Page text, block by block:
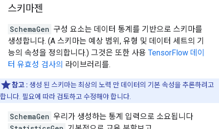
        value: 0.0
      }
    }
  }
  feature {
    key: "trip_seconds"
    value {
        value: 0
      }
    }
  }
스키마젠
SchemaGen 구성 요소는 데이터 통계를 기반으로 스키마를
생성합니다. (A 스키마는 예상 범위, 유형 및 데이터 세트의 기
능의 속성을 정의합니다.) 그것은 또한 사용 TensorFlow 데이
터 유효성 검사의 라이브러리를.
참고 : 생성 된 스키마는 최상의 노력 만 데이터의 기본 속성을 추론하려고
합니다. 필요에 따라 검토하고 수정해야 합니다.
SchemaGen 우리가 생성하는 통계 입력으로 소요됩니다